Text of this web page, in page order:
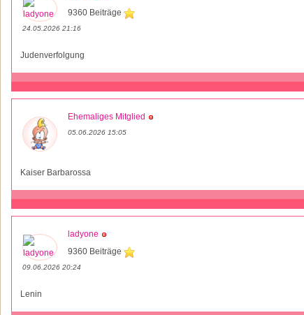
9360 Beiträge
24.05.2026 21:16
Judenverfolgung
Ehemaliges Mitglied
05.06.2026 15:05
Kaiser Barbarossa
ladyone
9360 Beiträge
09.06.2026 20:24
Lenin